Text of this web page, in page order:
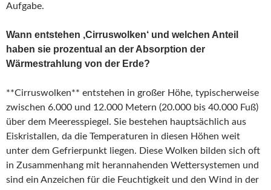
Aufgabe.
Wann entstehen ‚Cirruswolken‘ und welchen Anteil
haben sie prozentual an der Absorption der
Wärmestrahlung von der Erde?
**Cirruswolken** entstehen in großer Höhe, typischerweise
zwischen 6.000 und 12.000 Metern (20.000 bis 40.000 Fuß)
über dem Meeresspiegel. Sie bestehen hauptsächlich aus
Eiskristallen, da die Temperaturen in diesen Höhen weit
unter dem Gefrierpunkt liegen. Diese Wolken bilden sich oft
in Zusammenhang mit herannahenden Wettersystemen und
sind ein Anzeichen für die Feuchtigkeit und den Wind in der